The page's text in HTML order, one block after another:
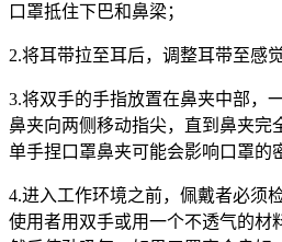
口罩抵住下巴和鼻梁；
2.将耳带拉至耳后，调整耳带至感
3.将双手的手指放置在鼻夹中部，
鼻夹向两侧移动指尖，直到鼻夹完
单手捏口罩鼻夹可能会影响口罩的
4.进入工作环境之前，佩戴者必须
使用者用双手或用一个不透气的材